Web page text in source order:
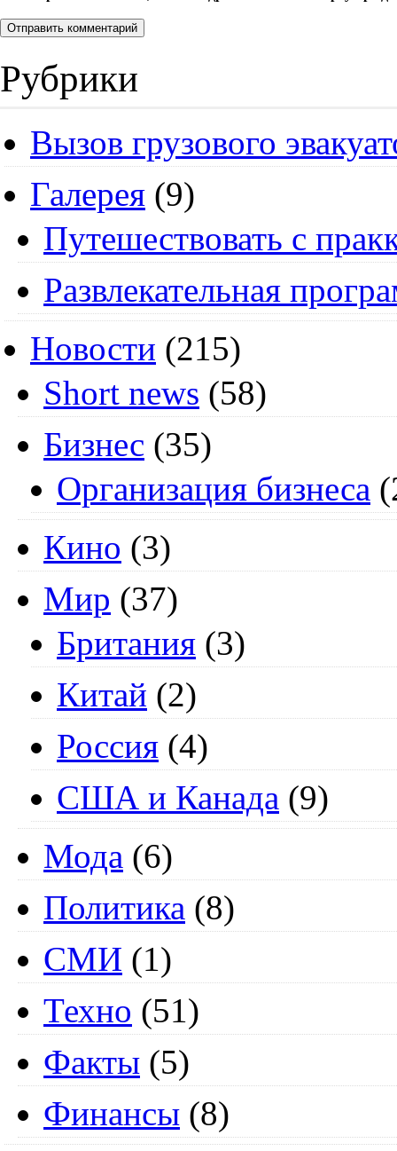
Рубрики
Вызов грузового
Галерея (9)
Путешествовать с
Развлекательная
Новости (215)
Short news (58)
Бизнес (35)
Организация бизнеса
Кино (3)
Мир (37)
Британия (3)
Китай (2)
Россия (4)
США и Канада (9)
Мода (6)
Политика (8)
СМИ (1)
Техно (51)
Факты (5)
Финансы (8)